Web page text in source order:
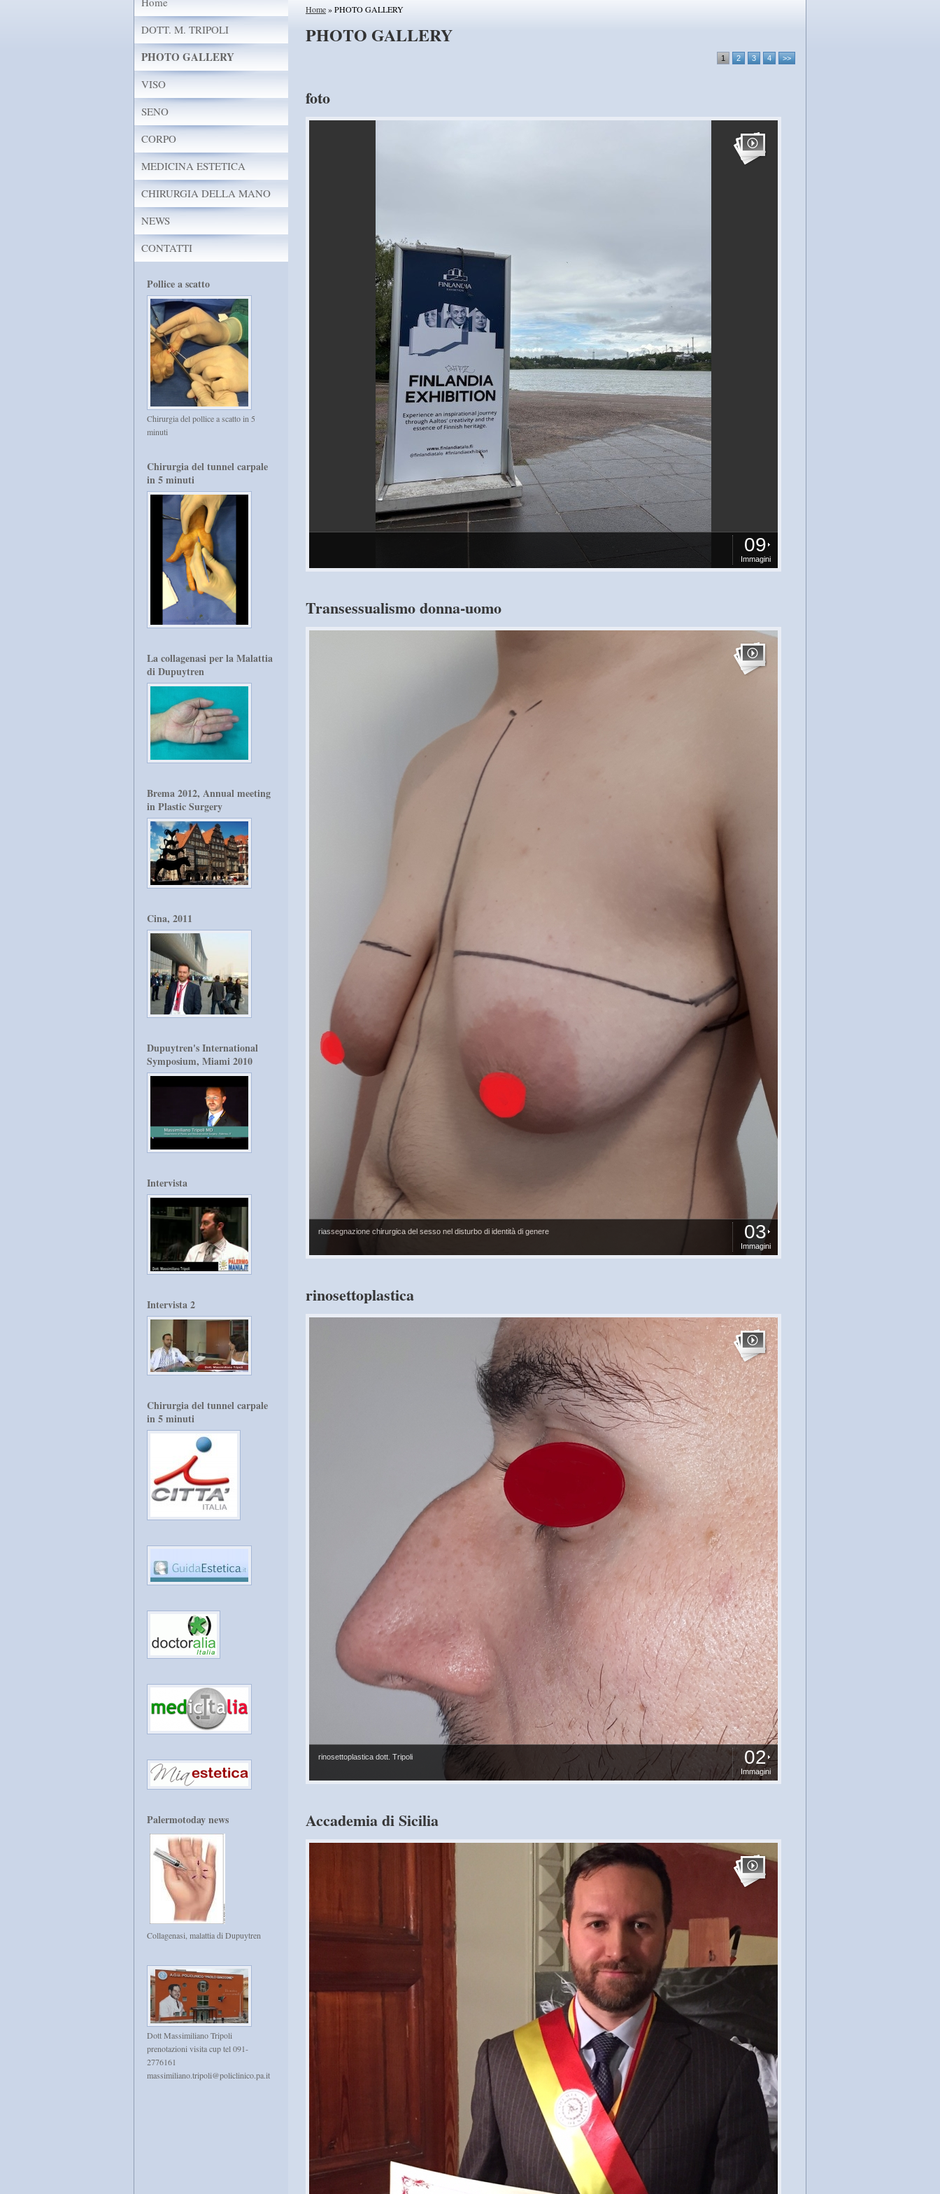
Home» PHOTO GALLERY
PHOTO GALLERY
1 2 3 4 >>
foto
09
Immagini
Transessualismo donna-uomo
riassegnazione chirurgica del sesso nel disturbo di identità di genere 03
Immagini
rinosettoplastica
rinosettoplastica dott. Tripoli 02
Immagini
Accademia di Sicilia
DOTT. M. TRIPOLI
PHOTO GALLERY
VISO
SENO
CORPO
MEDICINA ESTETICA
CHIRURGIA DELLA MANO
NEWS
CONTATTI
Pollice a scatto
Chirurgia del pollice a scatto in 5
minuti
Chirurgia del tunnel carpale
in 5 minuti
La collagenasi per la Malattia
di Dupuytren
Brema 2012, Annual meeting
in Plastic Surgery
Cina, 2011
Dupuytren's International
Symposium, Miami 2010
Intervista
Intervista 2
Chirurgia del tunnel carpale
in 5 minuti
Palermotoday news
Collagenasi, malattia di Dupuytren
Dott Massimiliano Tripoli
prenotazioni visita cup tel 091-
2776161
massimiliano.tripoli@policlinico.pa.it